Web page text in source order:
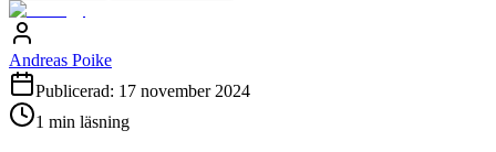
Andreas Poike
Publicerad: 17 november 2024
1 min läsning